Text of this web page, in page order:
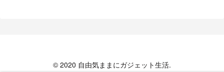
© 2020 自由気ままにガジェット生活.